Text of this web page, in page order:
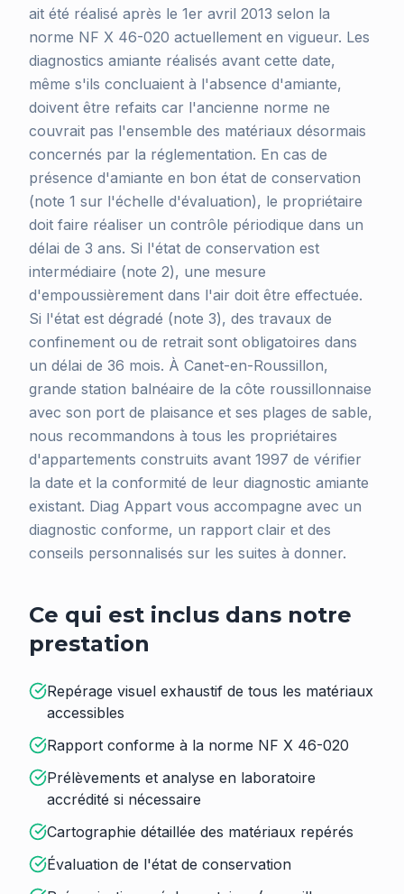
ait été réalisé après le 1er avril 2013 selon la
norme NF X 46-020 actuellement en vigueur. Les
diagnostics amiante réalisés avant cette date,
même s'ils concluaient à l'absence d'amiante,
doivent être refaits car l'ancienne norme ne
couvrait pas l'ensemble des matériaux désormais
concernés par la réglementation. En cas de
présence d'amiante en bon état de conservation
(note 1 sur l'échelle d'évaluation), le propriétaire
doit faire réaliser un contrôle périodique dans un
délai de 3 ans. Si l'état de conservation est
intermédiaire (note 2), une mesure
d'empoussièrement dans l'air doit être effectuée.
Si l'état est dégradé (note 3), des travaux de
confinement ou de retrait sont obligatoires dans
un délai de 36 mois. À Canet-en-Roussillon,
grande station balnéaire de la côte roussillonnaise
avec son port de plaisance et ses plages de sable,
nous recommandons à tous les propriétaires
d'appartements construits avant 1997 de vérifier
la date et la conformité de leur diagnostic amiante
existant. Diag Appart vous accompagne avec un
diagnostic conforme, un rapport clair et des
conseils personnalisés sur les suites à donner.
Ce qui est inclus dans notre
prestation
Repérage visuel exhaustif de tous les matériaux
accessibles
Rapport conforme à la norme NF X 46-020
Prélèvements et analyse en laboratoire
accrédité si nécessaire
Cartographie détaillée des matériaux repérés
Évaluation de l'état de conservation